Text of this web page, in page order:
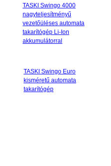
TASKI Swingo 4000
nagyteljesítményű
vezetőüléses automata
takarítógép Li-Ion
akkumulátorral
TASKI Swingo Euro
kisméretű automata
takarítógép